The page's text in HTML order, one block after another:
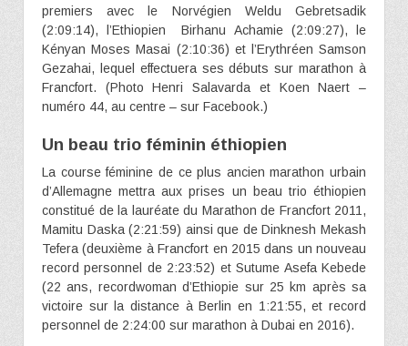
premiers avec le Norvégien Weldu Gebretsadik
(2:09:14), l’Ethiopien Birhanu Achamie (2:09:27), le
Kényan Moses Masai (2:10:36) et l’Erythréen Samson
Gezahai, lequel effectuera ses débuts sur marathon à
Francfort. (Photo Henri Salavarda et Koen Naert –
numéro 44, au centre – sur Facebook.)
Un beau trio féminin éthiopien
La course féminine de ce plus ancien marathon urbain
d’Allemagne mettra aux prises un beau trio éthiopien
constitué de la lauréate du Marathon de Francfort 2011,
Mamitu Daska (2:21:59) ainsi que de Dinknesh Mekash
Tefera (deuxième à Francfort en 2015 dans un nouveau
record personnel de 2:23:52) et Sutume Asefa Kebede
(22 ans, recordwoman d’Ethiopie sur 25 km après sa
victoire sur la distance à Berlin en 1:21:55, et record
personnel de 2:24:00 sur marathon à Dubai en 2016).